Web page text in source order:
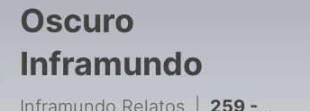
Oscuro
Inframundo
Inframundo Relatos 259 - LA SOMBRA DE LA NAVIDAD – Historias de Terror y Relatos de Terror Aterradores